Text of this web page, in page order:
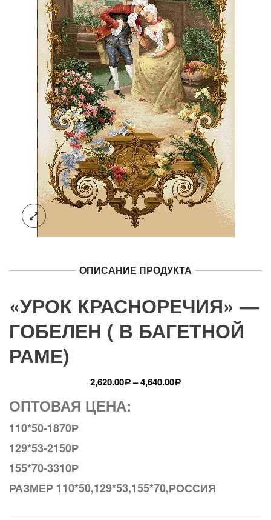
ОПИСАНИЕ ПРОДУКТА
«УРОК КРАСНОРЕЧИЯ» —
ГОБЕЛЕН ( В БАГЕТНОЙ
РАМЕ)
2,620.00Р –4,640.00Р
ОПТОВАЯ ЦЕНА:
110*50-1870Р
129*53-2150Р
155*70-3310Р
РАЗМЕР 110*50,129*53,155*70,РОССИЯ